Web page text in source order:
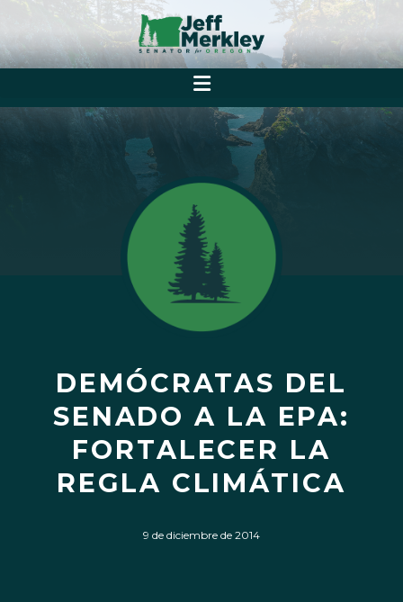
DEMÓCRATAS DEL
SENADO A LA EPA:
FORTALECER LA
REGLA CLIMÁTICA
9 de diciembre de 2014